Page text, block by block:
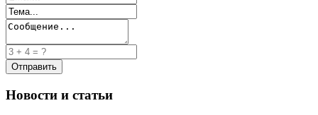
Новости и статьи